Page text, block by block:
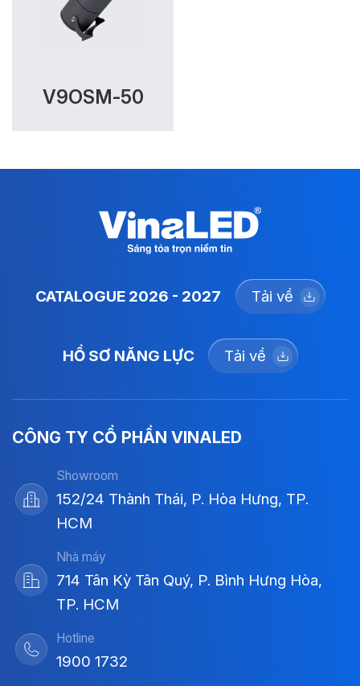
V9OSM-50
CATALOGUE 2026 - 2027 Tải về
HỒ SƠ NĂNG LỰC Tải về
CÔNG TY CỔ PHẦN VINALED
Showroom
152/24 Thành Thái, P. Hòa Hưng, TP.
HCM
Nhà máy
714 Tân Kỳ Tân Quý, P. Bình Hưng Hòa,
TP. HCM
Hotline
1900 1732